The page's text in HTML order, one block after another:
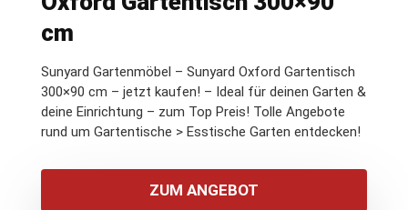
cm
Sunyard Gartenmöbel – Sunyard Oxford Gartentisch
300×90 cm – jetzt kaufen! – Ideal für deinen Garten &
deine Einrichtung – zum Top Preis! Tolle Angebote
rund um Gartentische > Esstische Garten entdecken!
ZUM ANGEBOT